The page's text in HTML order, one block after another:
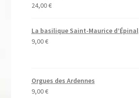
24,00€
La basilique Saint-Maurice d’Épinal
9,00€
Orgues des Ardennes
9,00€